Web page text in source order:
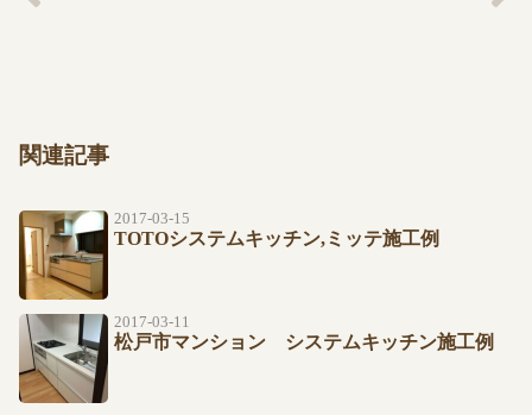
関連記事
2017-03-15
TOTOシステムキッチン,ミッテ施工例
2017-03-11
松戸市マンション システムキッチン施工例